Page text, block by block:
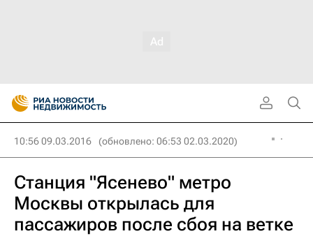
10:56 09.03.2016 (обновлено: 06:53 02.03.2020)
Станция "Ясенево" метро
Москвы открылась для
пассажиров после сбоя на ветке